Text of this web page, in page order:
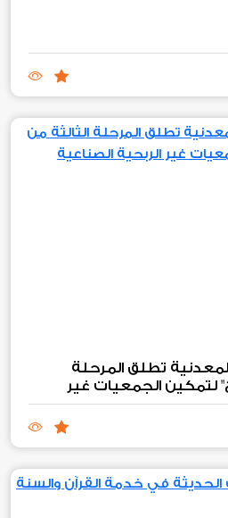
وزارة الصناعة والثروة المعدنية تطلق المرحلة
الثالثة من مبادرة "نتاج" لتمكين الجمعيات غير